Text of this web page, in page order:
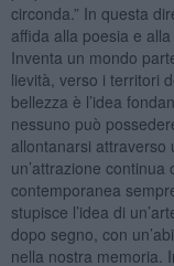
circonda.” In questa
affida alla poesia e
Inventa un mondo
lievità, verso i territori
bellezza è l’idea
nessuno può
allontanarsi attraverso
un’attrazione
contemporanea
stupisce l’idea di
dopo segno, con
nella nostra memoria.